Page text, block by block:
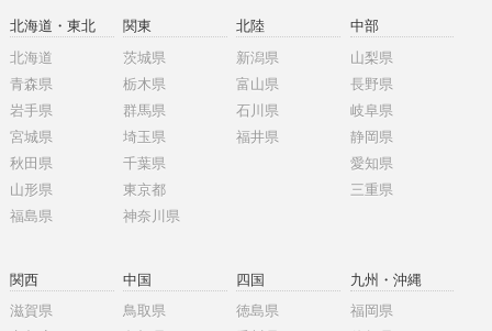
北海道・東北
北海道
青森県
岩手県
宮城県
秋田県
山形県
福島県
関東
茨城県
栃木県
群馬県
埼玉県
千葉県
東京都
神奈川県
北陸
新潟県
富山県
石川県
福井県
中部
山梨県
長野県
岐阜県
静岡県
愛知県
三重県
関西
滋賀県
中国
鳥取県
四国
徳島県
九州・沖縄
福岡県